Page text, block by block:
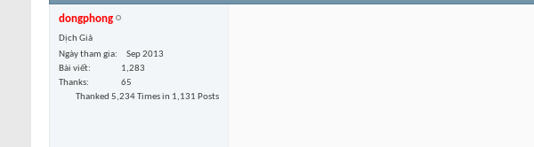
dongphong
Dịch Giả
Ngày tham gia
Sep 2013
Bài viết
1,283
Thanks
65
Thanked 5,234 Times in 1,131 Posts